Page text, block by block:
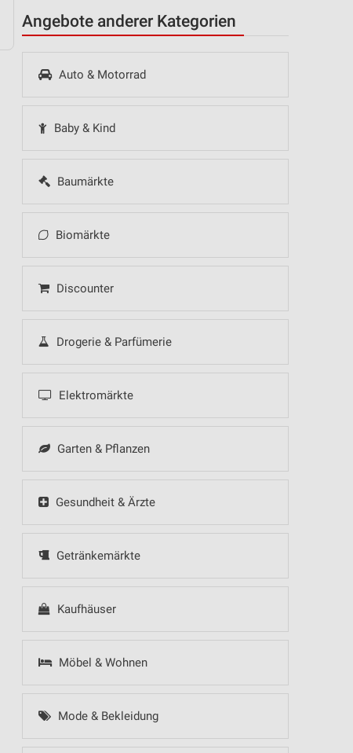
Angebote anderer Kategorien
Auto & Motorrad
Baby & Kind
Baumärkte
Biomärkte
Discounter
Drogerie & Parfümerie
Elektromärkte
Garten & Pflanzen
Gesundheit & Ärzte
Getränkemärkte
Kaufhäuser
Möbel & Wohnen
Mode & Bekleidung